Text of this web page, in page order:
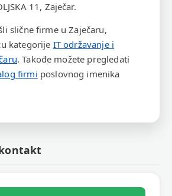
11, Zaječar.
slične firme u Zaječaru,
kategorije IT održavanje i
. Takođe možete pregledati
firmi poslovnog imenika